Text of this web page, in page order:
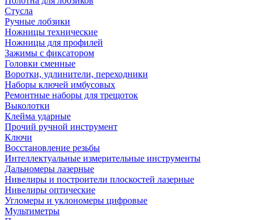
Стусла
Ручные лобзики
Ножницы технические
Ножницы для профилей
Зажимы с фиксатором
Головки сменные
Воротки, удлинители, переходники
Наборы ключей имбусовых
Ремонтные наборы для трещоток
Выколотки
Клейма ударные
Прочий ручной инструмент
Ключи
Восстановление резьбы
Интеллектуальные измерительные инструменты
Дальномеры лазерные
Нивелиры и построители плоскостей лазерные
Нивелиры оптические
Угломеры и уклономеры цифровые
Мультиметры